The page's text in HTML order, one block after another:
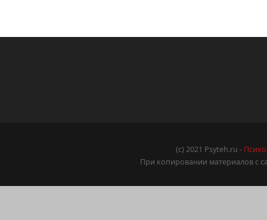
(c) 2021 Psyteh.ru -
При копировании материалов с